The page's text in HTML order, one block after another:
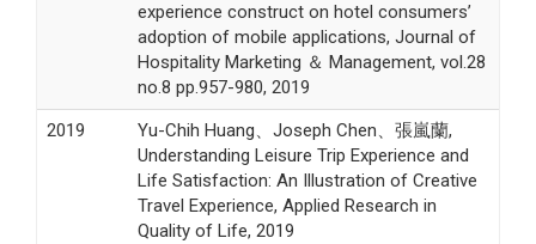
experience construct on hotel consumers’
adoption of mobile applications, Journal of
Hospitality Marketing ＆ Management, vol.28
no.8 pp.957-980, 2019
2019
Yu-Chih Huang、Joseph Chen、張嵐蘭,
Understanding Leisure Trip Experience and
Life Satisfaction: An Illustration of Creative
Travel Experience, Applied Research in
Quality of Life, 2019